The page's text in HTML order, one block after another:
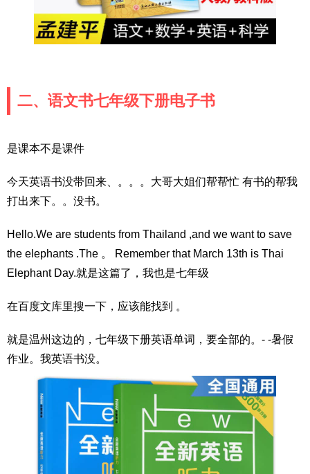
二、语文书七年级下册电子书
是课本不是课件
今天英语书没带回来、。。。大哥大姐们帮帮忙 有书的帮我
打出来下。。没书。
Hello.We are students from Thailand ,and we want to save
the elephants .The 。 Remember that March 13th is Thai
Elephant Day.就是这篇了，我也是七年级
在百度文库里搜一下，应该能找到 。
就是温州这边的，七年级下册英语单词，要全部的。- -暑假
作业。我英语书没。